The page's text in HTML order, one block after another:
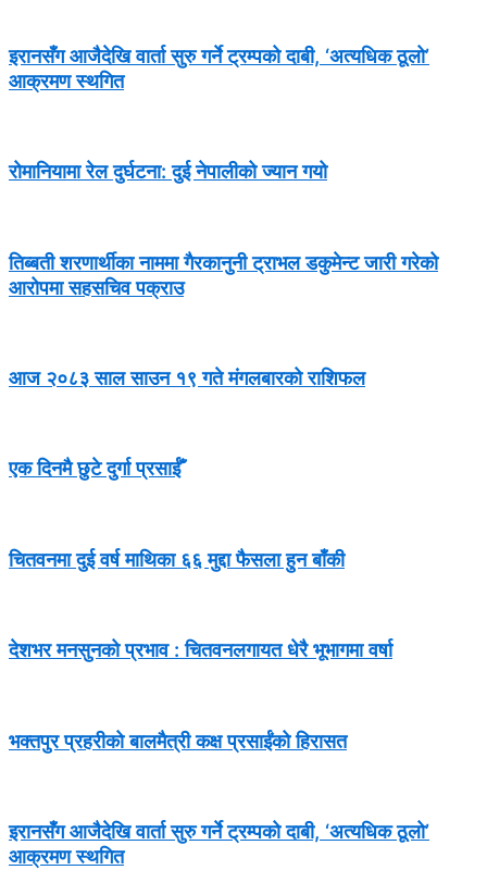
इरानसँग आजैदेखि वार्ता सुरु गर्ने ट्रम्पको दाबी, ‘अत्यधिक ठूलो’
आक्रमण स्थगित
रोमानियामा रेल दुर्घटना: दुई नेपालीको ज्यान गयो
तिब्बती शरणार्थीका नाममा गैरकानुनी ट्राभल डकुमेन्ट जारी गरेको
आरोपमा सहसचिव पक्राउ
आज २०८३ साल साउन १९ गते मंगलबारको राशिफल
एक दिनमै छुटे दुर्गा प्रसाईँ
चितवनमा दुई वर्ष माथिका ६६ मुद्दा फैसला हुन बाँकी
देशभर मनसुनको प्रभाव : चितवनलगायत धेरै भूभागमा वर्षा
भक्तपुर प्रहरीको बालमैत्री कक्ष प्रसाईंको हिरासत
इरानसँग आजैदेखि वार्ता सुरु गर्ने ट्रम्पको दाबी, ‘अत्यधिक ठूलो’
आक्रमण स्थगित